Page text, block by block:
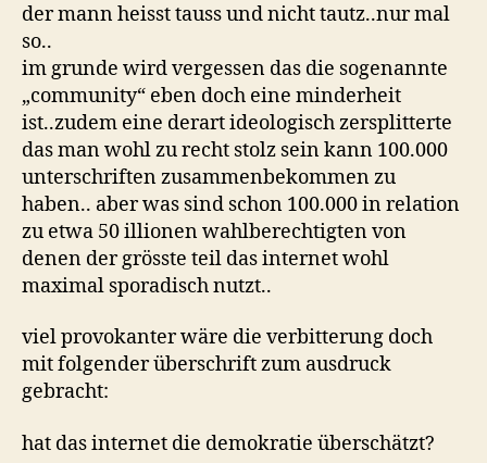
der mann heisst tauss und nicht tautz..nur mal
so..
im grunde wird vergessen das die sogenannte
„community“ eben doch eine minderheit
ist..zudem eine derart ideologisch zersplitterte
das man wohl zu recht stolz sein kann 100.000
unterschriften zusammenbekommen zu
haben.. aber was sind schon 100.000 in relation
zu etwa 50 illionen wahlberechtigten von
denen der grösste teil das internet wohl
maximal sporadisch nutzt..
viel provokanter wäre die verbitterung doch
mit folgender überschrift zum ausdruck
gebracht:
hat das internet die demokratie überschätzt?